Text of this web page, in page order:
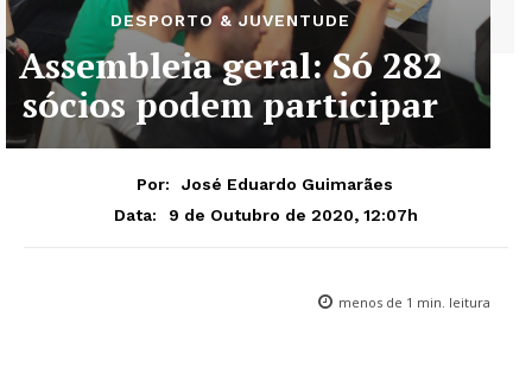
DESPORTO & JUVENTUDE
Assembleia geral: Só 282
sócios podem participar
Por:
José Eduardo Guimarães
Data:
9 de Outubro de 2020, 12:07h
menos de 1 min. leitura